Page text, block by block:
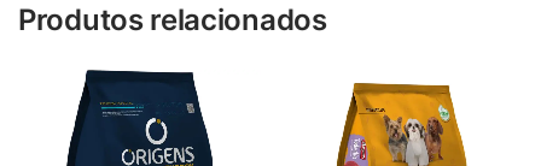
Produtos relacionados